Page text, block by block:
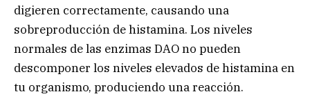
digieren correctamente, causando una
sobreproducción de histamina. Los niveles
normales de las enzimas DAO no pueden
descomponer los niveles elevados de histamina en
tu organismo, produciendo una reacción.